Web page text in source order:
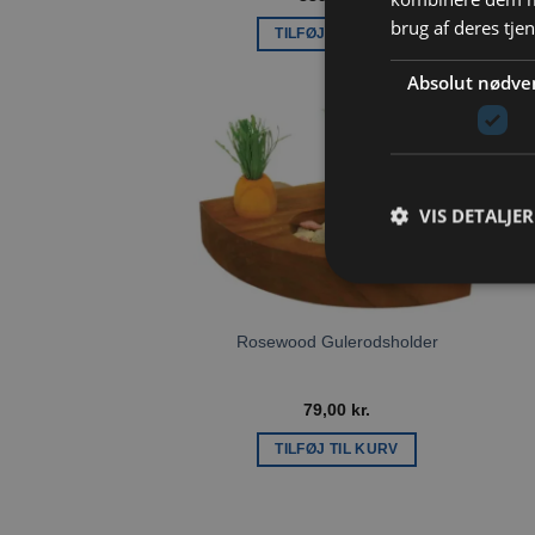
TILFØJ TIL KURV
Rosewood Gulerodsholder
79,00 kr.
TILFØJ TIL KURV
brug af deres
Absolut
VIS DETALJER